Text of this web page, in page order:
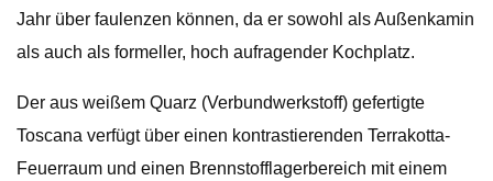
Jahr über faulenzen können, da er sowohl als Außenkamin
als auch als formeller, hoch aufragender Kochplatz.
Der aus weißem Quarz (Verbundwerkstoff) gefertigte
Toscana verfügt über einen kontrastierenden Terrakotta-
Feuerraum und einen Brennstofflagerbereich mit einem